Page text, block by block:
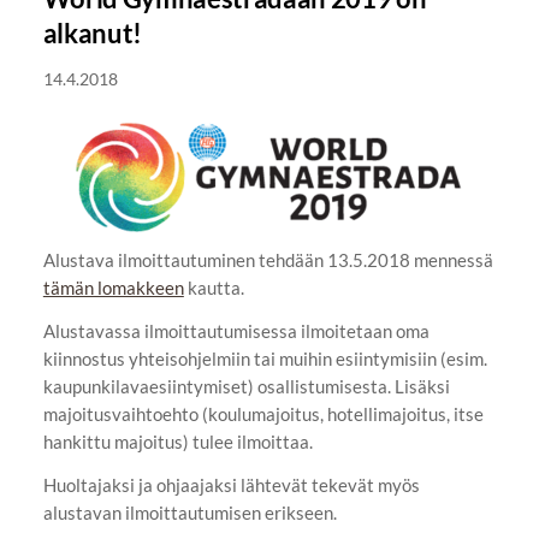
alkanut!
14.4.2018
Alustava ilmoittautuminen tehdään 13.5.2018 mennessä
tämän lomakkeenkautta.
Alustavassa ilmoittautumisessa ilmoitetaan oma
kiinnostus yhteisohjelmiin tai muihin esiintymisiin (esim.
kaupunkilavaesiintymiset) osallistumisesta. Lisäksi
majoitusvaihtoehto (koulumajoitus, hotellimajoitus, itse
hankittu majoitus) tulee ilmoittaa.
Huoltajaksi ja ohjaajaksi lähtevät tekevät myös
alustavan ilmoittautumisen erikseen.